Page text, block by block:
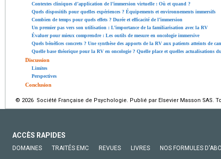
Contextes cliniques d’application de l’immersion virtuelle : Où et quand ?
Quels dispositifs pour quelles expériences ? Équipements et environnements immersifs
Combien de temps pour quels effets ? Durée et efficacité de l’immersion
Un premier pas vers son utilisation : L’importance de la familiarisation avec la RV
Évaluer pour mieux comprendre : Les outils de mesure en oncologie immersive
Quels bénéfices concrets ? Une synthèse des apports de la RV aux patients atteints de
Quelle base théorique pour la RV en oncologie ? Quelle place et quelles actualisations
Discussion
Limites
Perspectives
Conclusion
© 2026 Société Française de Psychologie. Publié par Elsevier Masson SAS.
ACCÈS RAPIDES
DOMAINES TRAITÉS EMC REVUES LIVRES NOS FORMULES